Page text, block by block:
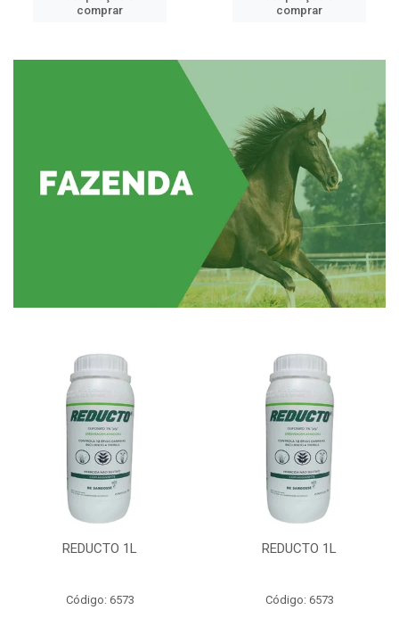
comprar
comprar
REDUCTO 1L
Código: 6573
REDUCTO 1L
Código: 6573